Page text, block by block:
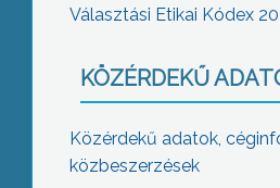
Választási Etikai Kódex
KÖZÉRDEKŰ
Közérdekű adatok,
közbeszerzések